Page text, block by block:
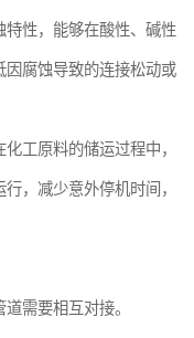
特性，能够在酸性、碱性
因腐蚀导致的连接松动或
工原料的储运过程中，
，减少意外停机时间，
需要相互对接。